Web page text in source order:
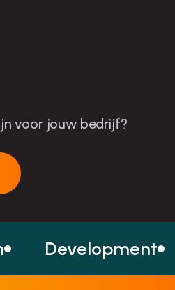
voor jouw bedrijf?
Development